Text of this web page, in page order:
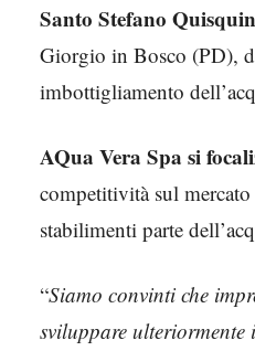
Santo Stefano
Giorgio in Bosco (PD),
imbottigliamento
AQua Vera Spa si
competitività sul
stabilimenti parte
“Siamo convinti che
sviluppare ulteriormente